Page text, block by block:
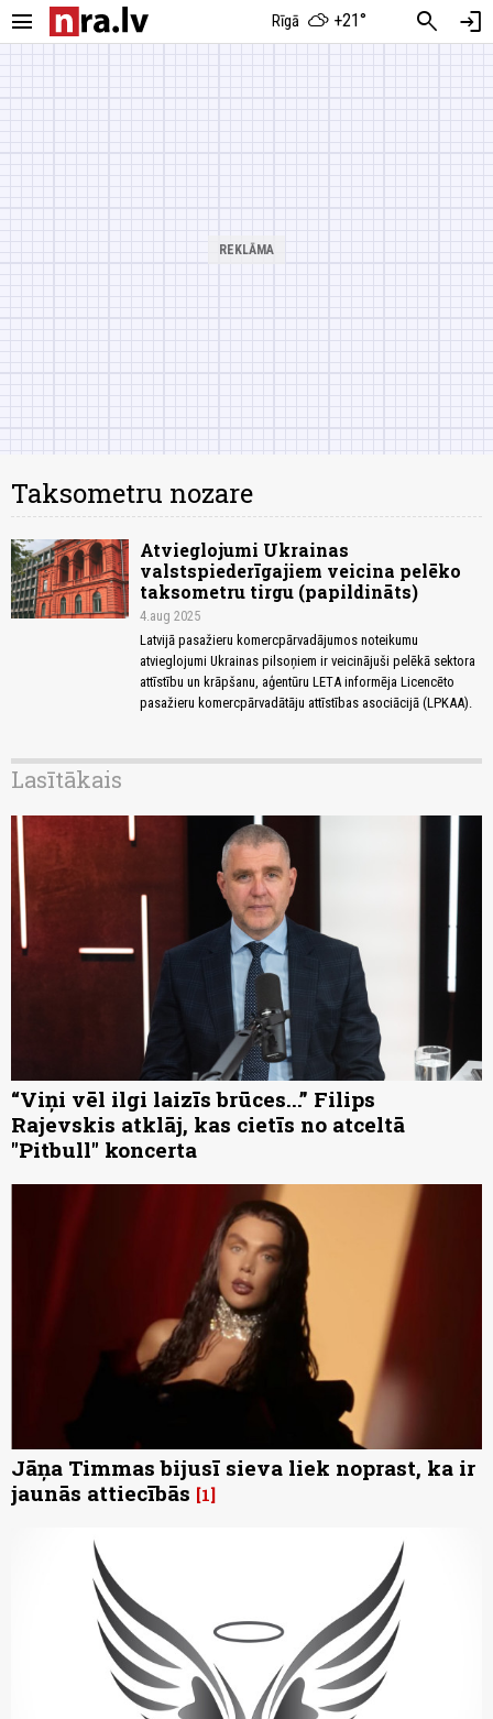
menu Rīgā +21° search login
Taksometru nozare
Atvieglojumi Ukrainas
valstspiederīgajiem veicina pelēko
taksometru tirgu (papildināts)
4.aug 2025
Latvijā pasažieru komercpārvadājumos noteikumu
atvieglojumi Ukrainas pilsoņiem ir veicinājuši pelēkā sektora
attīstību un krāpšanu, aģentūru LETA informēja Licencēto
pasažieru komercpārvadātāju attīstības asociācijā (LPKAA).
Lasītākais
“Viņi vēl ilgi laizīs brūces...” Filips
Rajevskis atklāj, kas cietīs no atceltā
"Pitbull" koncerta
Jāņa Timmas bijusī sieva liek noprast, ka ir
jaunās attiecībās 1